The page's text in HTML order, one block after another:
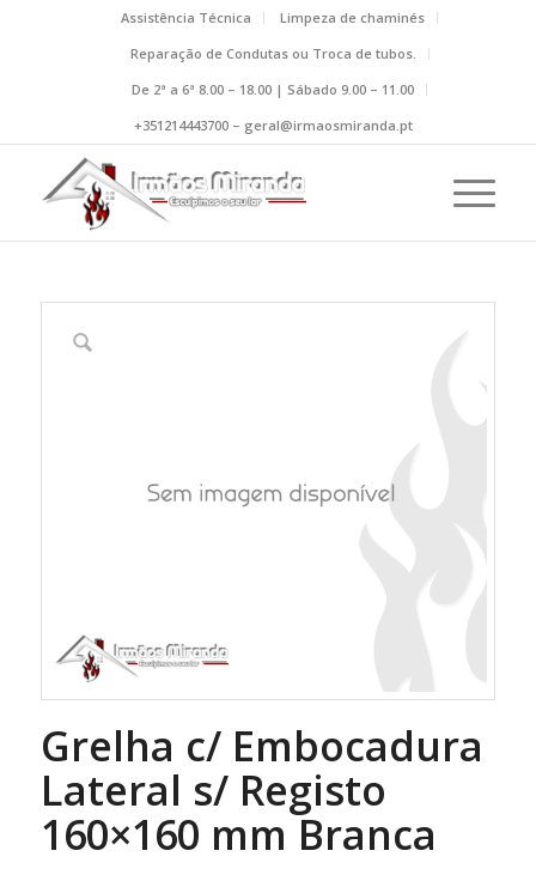
Assistência Técnica
Limpeza de chaminés
Reparação de Condutas ou Troca de tubos.
De 2ª a 6ª 8.00 – 18.00 | Sábado 9.00 – 11.00
+351214443700 – geral@irmaosmiranda.pt
Grelha c/ Embocadura
Lateral s/ Registo
160×160 mm Branca